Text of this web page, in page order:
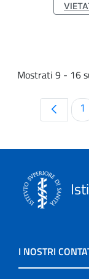
Mostrati 9 - 16
1
I NOSTRI